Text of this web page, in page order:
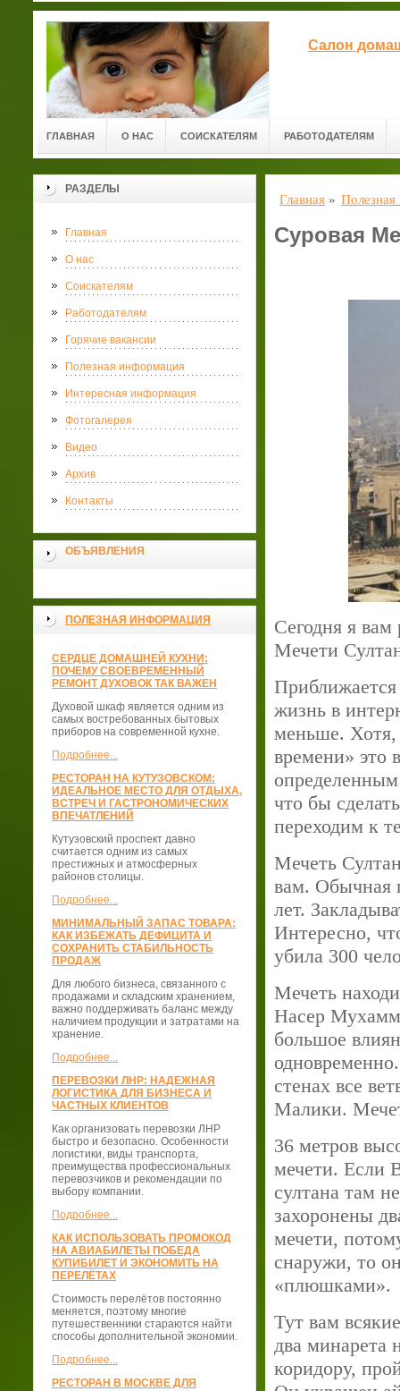
Салон
ГЛАВНАЯ О НАС СОИСКАТЕЛЯМ РАБОТОДАТЕЛЯМ
РАЗДЕЛЫ
Главная
О нас
Соискателям
Работодателям
Горячие вакансии
Полезная информация
Интересная информация
Фотогалерея
Видео
Архив
Контакты
ОБЪЯВЛЕНИЯ
ПОЛЕЗНАЯ ИНФОРМАЦИЯ
СЕРДЦЕ ДОМАШНЕЙ КУХНИ:
ПОЧЕМУ СВОЕВРЕМЕННЫЙ
РЕМОНТ ДУХОВОК ТАК ВАЖЕН
Духовой шкаф является одним из
самых востребованных бытовых
приборов на современной кухне.
Подробнее...
РЕСТОРАН НА КУТУЗОВСКОМ:
ИДЕАЛЬНОЕ МЕСТО ДЛЯ ОТДЫХА,
ВСТРЕЧ И ГАСТРОНОМИЧЕСКИХ
ВПЕЧАТЛЕНИЙ
Кутузовский проспект давно
считается одним из самых
престижных и атмосферных
районов столицы.
Подробнее...
МИНИМАЛЬНЫЙ ЗАПАС ТОВАРА:
КАК ИЗБЕЖАТЬ ДЕФИЦИТА И
СОХРАНИТЬ СТАБИЛЬНОСТЬ
ПРОДАЖ
Для любого бизнеса, связанного с
продажами и складским хранением,
важно поддерживать баланс между
наличием продукции и затратами на
хранение.
Подробнее...
ПЕРЕВОЗКИ ЛНР: НАДЕЖНАЯ
ЛОГИСТИКА ДЛЯ БИЗНЕСА И
ЧАСТНЫХ КЛИЕНТОВ
Как организовать перевозки ЛНР
быстро и безопасно. Особенности
логистики, виды транспорта,
преимущества профессиональных
перевозчиков и рекомендации по
выбору компании.
Подробнее...
КАК ИСПОЛЬЗОВАТЬ ПРОМОКОД
НА АВИАБИЛЕТЫ ПОБЕДА
КУПИБИЛЕТ И ЭКОНОМИТЬ НА
ПЕРЕЛЁТАХ
Стоимость перелётов постоянно
меняется, поэтому многие
путешественники стараются найти
способы дополнительной экономии.
Подробнее...
РЕСТОРАН В МОСКВЕ ДЛЯ
Главная »
Суровая
Сегодня я вам
Мечети
жизнь в
меньше. Хотя,
времени» это
что бы
переходим к
Мечеть
вам. Обычная
лет.
Интересно,
убила 300
Мечеть
Насер
большое
стенах все
Малики.
36 метров
мечети. Если
султана там
захоронены
мечети,
снаружи, то
«плюшками».
Тут вам
два минарета
коридору,